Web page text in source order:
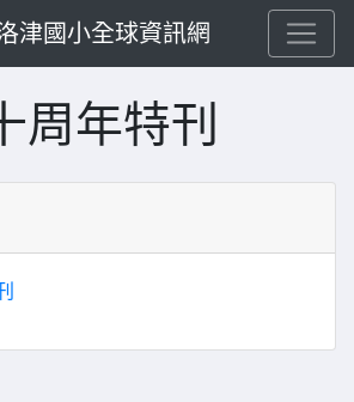
津國小全球資訊網
周年特刊